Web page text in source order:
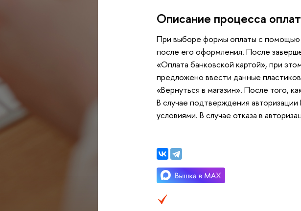
Описание процессa
При выборе формы оплаты с помощью
после его оформления. После
«Оплата банковской картой», при
предложено ввести данные
«Вернуться в магазин». После того,
В случае подтверждения
условиями. В случае отказа в